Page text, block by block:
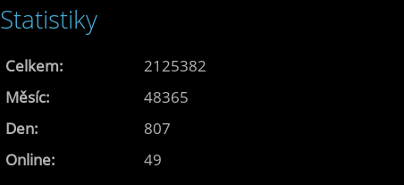
Statistiky
Online: 49
Celkem:
2125382
Měsíc:
48365
Den:
807